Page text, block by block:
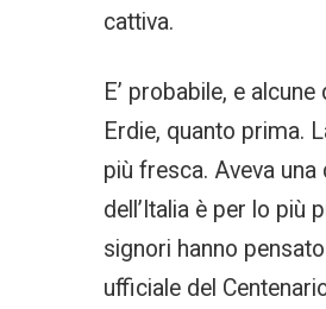
cattiva.
E’ probabile, e
Erdie, quanto prima.
più fresca. Aveva
dell’Italia è per lo più
signori hanno
ufficiale del